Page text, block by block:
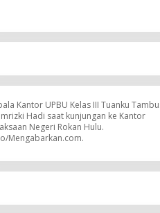
Kantor UPBU Kelas III Tuanku
Hadi saat kunjungan ke Kantor
Negeri Rokan Hulu.
Mengabarkan.com.